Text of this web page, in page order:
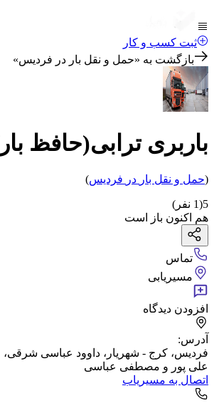
ثبت کسب و کار
بازگشت به «حمل و نقل بار در فردیس»
باربری ترابی(حافظ
(حمل و نقل بار در فردیس)
5
(
1 نفر)
هم اکنون باز است
تماس
مسیریابی
افزودن دیدگاه
آدرس:
فردیس، کرج - شهریار، داوود عباسی شرقی،
علی پور و مصطفی عباسی
اتصال به مسیریاب